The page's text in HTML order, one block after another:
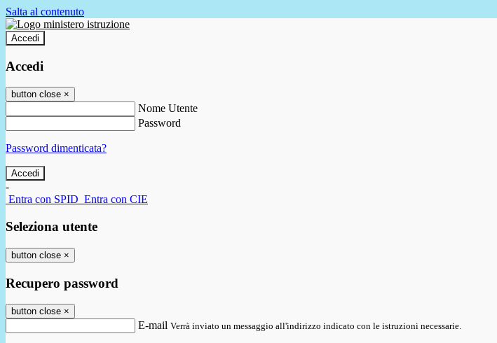
Salta al contenuto
Accedi
Accedi
button close ×
Nome Utente
Password
Password dimenticata?
-
Entra con SPID Entra con CIE
Seleziona utente
button close ×
Recupero password
button close ×
E-mail Verrà inviato un messaggio all'indirizzo indicato con le istruzioni necessarie.